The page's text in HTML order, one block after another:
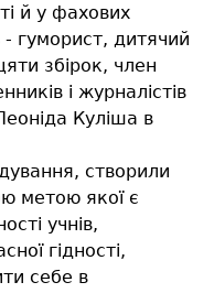
й у фахових
гуморист, дитячий
збірок, член
і журналістів
Куліша в
створили
метою якої є
учнів,
гідності,
себе в